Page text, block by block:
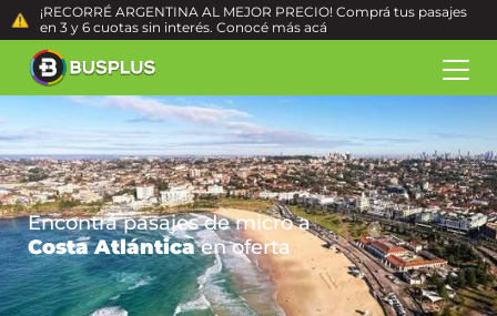
¡RECORRÉ ARGENTINA AL MEJOR PRECIO! Comprá tus pasajes
en 3 y 6 cuotas sin interés. Conocé más acá
Encontrá pasajes de micro a
Costa Atlánticaen oferta